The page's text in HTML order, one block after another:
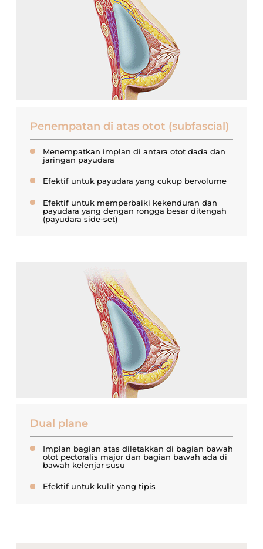
Penempatan di atas otot (subfascial)
Menempatkan implan di antara otot dada dan
jaringan payudara
Efektif untuk payudara yang cukup bervolume
Efektif untuk memperbaiki kekenduran dan
payudara yang dengan rongga besar ditengah
(payudara side-set)
Dual plane
Implan bagian atas diletakkan di bagian bawah
otot pectoralis major dan bagian bawah ada di
bawah kelenjar susu
Efektif untuk kulit yang tipis